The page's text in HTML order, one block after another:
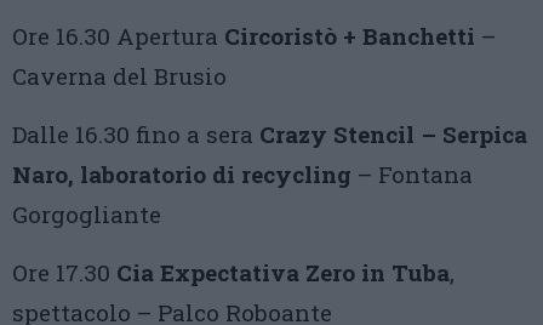
Ore 16.30 Apertura Circoristò + Banchetti –
Caverna del Brusio
Dalle 16.30 fino a sera Crazy Stencil – Serpica
Naro, laboratorio di recycling – Fontana
Gorgogliante
Ore 17.30 Cia Expectativa Zero in Tuba,
spettacolo – Palco Roboante